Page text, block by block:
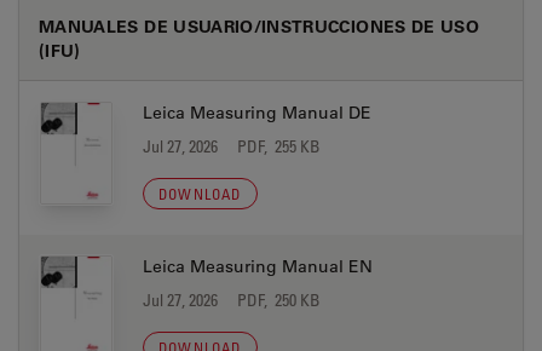
MANUALES DE USUARIO/INSTRUCCIONES DE USO
(IFU)
Leica Measuring Manual DE
Jul 27, 2026 PDF, 255 KB
DOWNLOAD
Leica Measuring Manual EN
Jul 27, 2026 PDF, 250 KB